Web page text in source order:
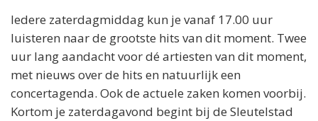
Iedere zaterdagmiddag kun je vanaf 17.00 uur
luisteren naar de grootste hits van dit moment. Twee
uur lang aandacht voor dé artiesten van dit moment,
met nieuws over de hits en natuurlijk een
concertagenda. Ook de actuele zaken komen voorbij.
Kortom je zaterdagavond begint bij de Sleutelstad